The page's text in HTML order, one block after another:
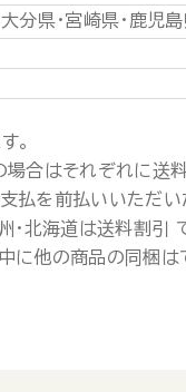
分県・宮崎県・鹿児
。
合はそれぞれに送料
払を前払いいただ
・北海道は送料割引
に他の商品の同梱は